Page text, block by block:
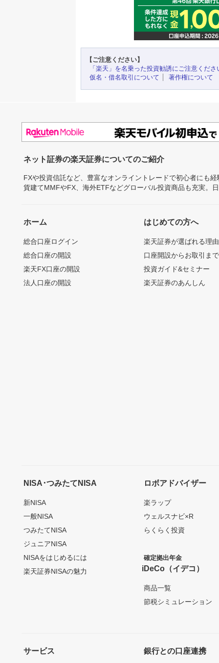
【ご注意ください】
「楽天」を名乗った投資勧誘にご注意くださ
仮名・借名取引について
著作権について
ネット証券の楽天証券についてのご紹介
FXや投資信託など、豊富なオンライントレードで初心者にも
貨建てMMFやFX、海外ETFなどグローバル投資商品も充実。
ホーム
総合口座ログイン
総合口座の開設
楽天FX口座の開設
法人口座の開設
はじめての方へ
楽天証券が選ばれる理由
口座開設からお取引ま
投資ガイド&セミナー
楽天証券のあんしん
NISA･つみたてNISA
新NISA
一般NISA
つみたてNISA
ジュニアNISA
NISAをはじめるには
楽天証券NISAの魅力
ロボアドバイザー
楽ラップ
ウェルスナビ×R
らくらく投資
確定拠出年金
iDeCo（イデコ）
商品一覧
節税シミュレーション
サービス 銀行との口座連携